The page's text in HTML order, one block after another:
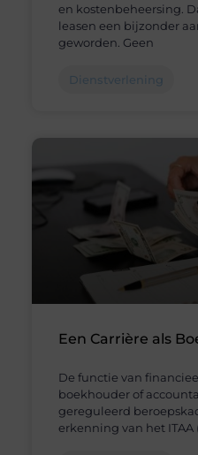
en kostenbeheersing.
leasen een bijzonder
geworden. Geen
Dienstverlening
Een Carrière als
De functie van
boekhouder of
gereguleerd
erkenning van het